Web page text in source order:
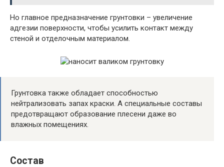
Но главное предназначение грунтовки – увеличение
адгезии поверхности, чтобы усилить контакт между
стеной и отделочным материалом.
Грунтовка также обладает способностью
нейтрализовать запах краски. А специальные составы
предотвращают образование плесени даже во
влажных помещениях.
Состав